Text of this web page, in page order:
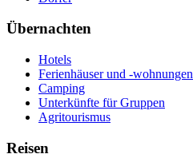
Übernachten
Hotels
Ferienhäuser und -wohnungen
Camping
Unterkünfte für Gruppen
Agritourismus
Reisen